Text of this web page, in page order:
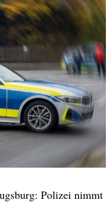
Polizei nimmt